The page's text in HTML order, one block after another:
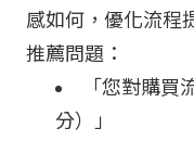
感如何，優化流程
推薦問題：
「您對購
分）」